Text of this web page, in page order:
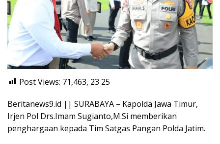
Post Views: 71,463, 23 25
Beritanews9.id || SURABAYA – Kapolda Jawa Timur,
Irjen Pol Drs.Imam Sugianto,M.Si memberikan
penghargaan kepada Tim Satgas Pangan Polda Jatim.